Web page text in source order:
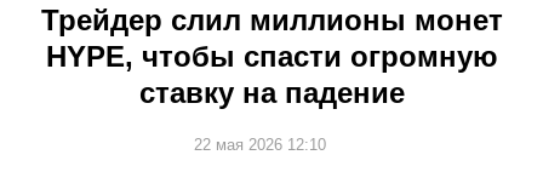
Трейдер слил миллионы монет
HYPE, чтобы спасти огромную
ставку на падение
22 мая 2026 12:10